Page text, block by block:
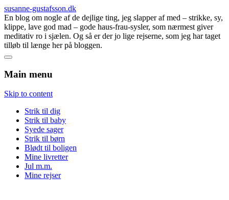
susanne-gustafsson.dk
En blog om nogle af de dejlige ting, jeg slapper af med – strikke, sy,
klippe, lave god mad – gode haus-frau-sysler, som nærmest giver
meditativ ro i sjælen. Og så er der jo lige rejserne, som jeg har taget
tilløb til længe her på bloggen.
Main menu
Skip to content
Strik til dig
Strik til baby
Syede sager
Strik til børn
Blødt til boligen
Mine livretter
Jul m.m.
Mine rejser